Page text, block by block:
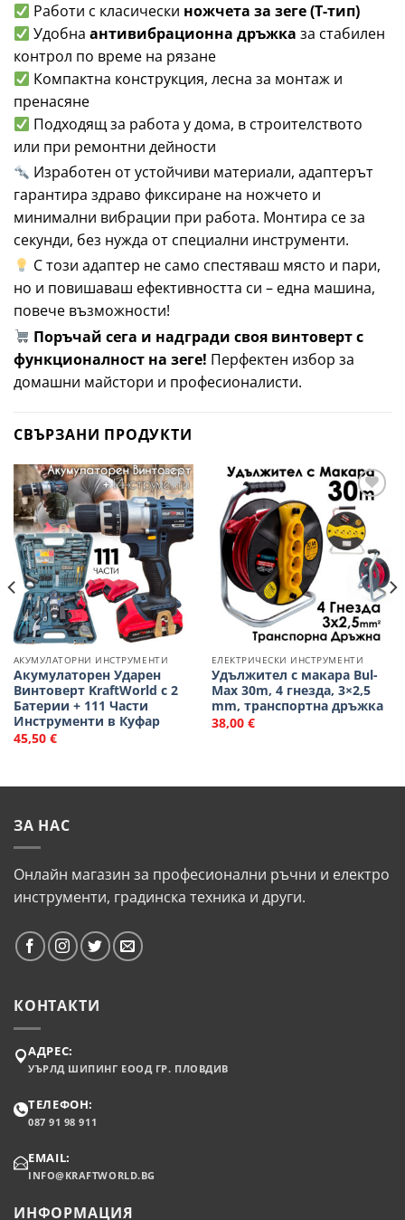
Работи с класически ножчета за зеге (T-тип)
Удобнаантивибрационна дръжка за стабилен
контрол по време на рязане
Компактна конструкция, лесна за монтаж и
пренасяне
Подходящ за работа у дома, в строителството
или при ремонтни дейности
Изработен от устойчиви материали, адаптерът
гарантира здраво фиксиране на ножчето и
минимални вибрации при работа. Монтира се за
секунди, без нужда от специални инструменти.
С този адаптер не само спестяваш място и пари,
но и повишаваш ефективността си – една машина,
повече възможности!
Поръчай сега и надгради своя винтоверт с
функционалност на зеге! Перфектен избор за
домашни майстори и професионалисти.
СВЪРЗАНИ ПРОДУКТИ
Добави
в
Любими
АКУМУЛАТОРНИ ИНСТРУМЕНТИ
Акумулаторен Ударен
Винтоверт KraftWorld с 2
Батерии + 111 Части
Инструменти в Куфар
45,50 €
Добави
в
Любими
ЕЛЕКТРИЧЕСКИ ИНСТРУМЕНТИ
Удължител с макара Bul-
Max 30m, 4 гнезда, 3×2,5
mm, транспортна дръжка
38,00 €
ЗА НАС
Онлайн магазин за професионални ръчни и електро
инструменти, градинска техника и други.
КОНТАКТИ
АДРЕС:
УЪРЛД ШИПИНГ ЕООД ГР. ПЛОВДИВ
ТЕЛЕФОН:
087 91 98 911
EMAIL:
INFO@KRAFTWORLD.BG
ИНФОРМАЦИЯ